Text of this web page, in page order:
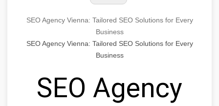
SEO Agency Vienna: Tailored SEO Solutions for Every
Business
SEO Agency Vienna: Tailored SEO Solutions for Every
Business
SEO Agency